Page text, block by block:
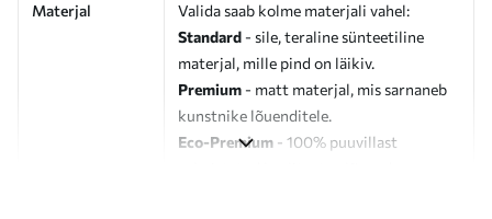
Materjal
Valida saab kolme materjali vahel:
Standard - sile, teraline sünteetiline
materjal, mille pind on läikiv.
Premium - matt materjal, mis sarnaneb
kunstnike lõuenditele.
Eco-Premium - 100% puuvillast